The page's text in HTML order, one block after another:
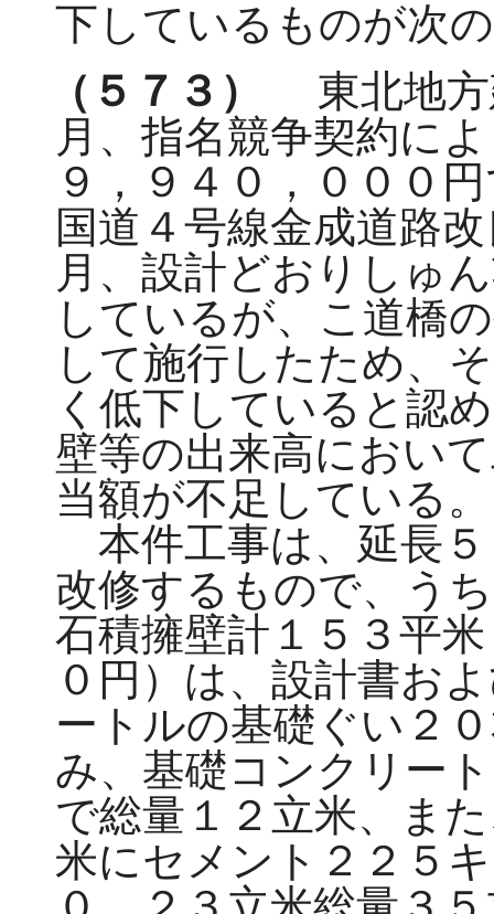
下しているものが次
（５７３）
東北地方
月、指名競争契約に
９，９４０，０００
国道４号線金成道路
月、設計どおりしゅ
しているが、こ道橋
して施行したため、
く低下していると認
壁等の出来高におい
当額が不足している。
本件工事は、延長
改修するもので、う
石積擁壁計１５３平
０円）は、設計書お
ートルの基礎ぐい２
み、基礎コンクリー
で総量１２立米、ま
米にセメント２２５